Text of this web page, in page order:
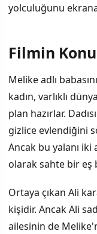
yolculuğunu
İÇINDEKILER
Çekim
Yayın
Filmin
Melike adlı
kadın, varlıklı
plan hazırlar.
gizlice evlendiğini
Ancak bu yalanı
olarak sahte bir eş
Ortaya çıkan Ali
kişidir. Ancak Ali
ailesinin de